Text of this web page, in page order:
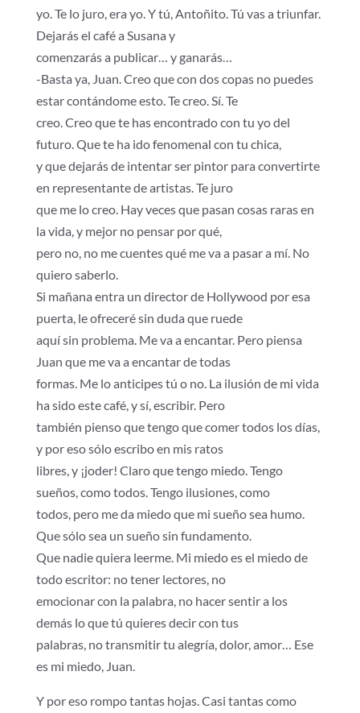
yo. Te lo juro, era yo. Y tú, Antoñito. Tú vas a triunfar.
Dejarás el café a Susana y
comenzarás a publicar… y ganarás…
-Basta ya, Juan. Creo que con dos copas no puedes
estar contándome esto. Te creo. Sí. Te
creo. Creo que te has encontrado con tu yo del
futuro. Que te ha ido fenomenal con tu chica,
y que dejarás de intentar ser pintor para convertirte
en representante de artistas. Te juro
que me lo creo. Hay veces que pasan cosas raras en
la vida, y mejor no pensar por qué,
pero no, no me cuentes qué me va a pasar a mí. No
quiero saberlo.
Si mañana entra un director de Hollywood por esa
puerta, le ofreceré sin duda que ruede
aquí sin problema. Me va a encantar. Pero piensa
Juan que me va a encantar de todas
formas. Me lo anticipes tú o no. La ilusión de mi vida
ha sido este café, y sí, escribir. Pero
también pienso que tengo que comer todos los días,
y por eso sólo escribo en mis ratos
libres, y ¡joder! Claro que tengo miedo. Tengo
sueños, como todos. Tengo ilusiones, como
todos, pero me da miedo que mi sueño sea humo.
Que sólo sea un sueño sin fundamento.
Que nadie quiera leerme. Mi miedo es el miedo de
todo escritor: no tener lectores, no
emocionar con la palabra, no hacer sentir a los
demás lo que tú quieres decir con tus
palabras, no transmitir tu alegría, dolor, amor… Ese
es mi miedo, Juan.
Y por eso rompo tantas hojas. Casi tantas como